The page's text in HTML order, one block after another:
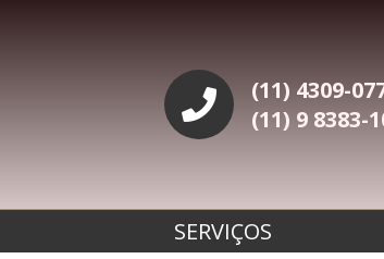
(11) 4309-
(11) 9 8383-
SERVIÇOS